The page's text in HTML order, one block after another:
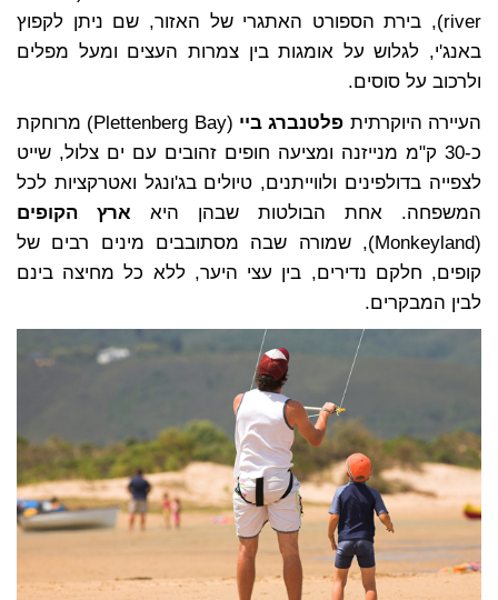
river), בירת הספורט האתגרי של האזור, שם ניתן לקפוץ
באנג'י, לגלוש על אומגות בין צמרות העצים ומעל מפלים
ולרכוב על סוסים.
העיירה היוקרתית פלטנברג ביי
(Plettenberg Bay) מרוחקת
כ-30 ק"מ מנייזנה ומציעה חופים זהובים עם ים צלול, שייט
לצפייה בדולפינים ולווייתנים, טיולים בג'ונגל ואטרקציות לכל
המשפחה. אחת הבולטות שבהן היא ארץ הקופים
(Monkeyland), שמורה שבה מסתובבים מינים רבים של
קופים, חלקם נדירים, בין עצי היער, ללא כל מחיצה בינם
לבין המבקרים.